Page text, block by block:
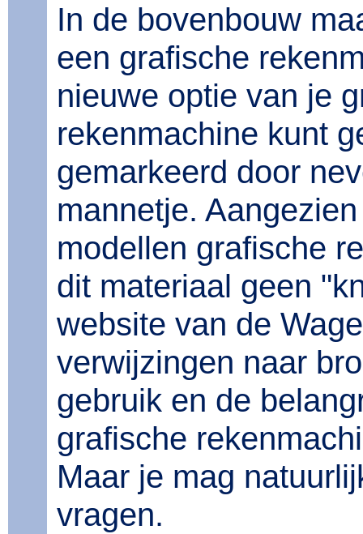
In de bovenbouw
een grafische
nieuwe optie van je
rekenmachine kunt
gemarkeerd door
mannetje.
modellen grafische
dit materiaal geen
website van de
verwijzingen naar
gebruik en de
grafische
Maar je mag
vragen.